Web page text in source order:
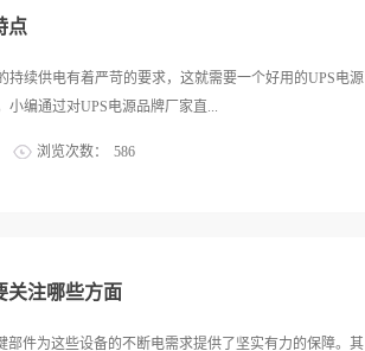
很大的空间而且功效也是意外的好。2、外表美观美丽的事
变压器会给人沉重感，这种控制变压器不会给人这种错
的喜爱。不少控制变压器生产厂家在这方面下足工夫，因
器，可供众多消费者挑选。3、保护作用家中有老人小孩
里为大家分享一篇文章《关于变压器优缺点之间的比
点
持续供电有着严苛的要求，这就需要一个好用的UPS电源
小编通过对UPS电源品牌厂家直...
在产品的核心技术掌握方面是有绝对实力的。二、产品稳
产品对其装置的设备而言是多么重要，因为需要使用不
备本身和人们的工作都是有非常严重的影响的。所以一款
浏览次数： 586
关注哪些方面
部件为这些设备的不断电需求提供了坚实有力的保障。其